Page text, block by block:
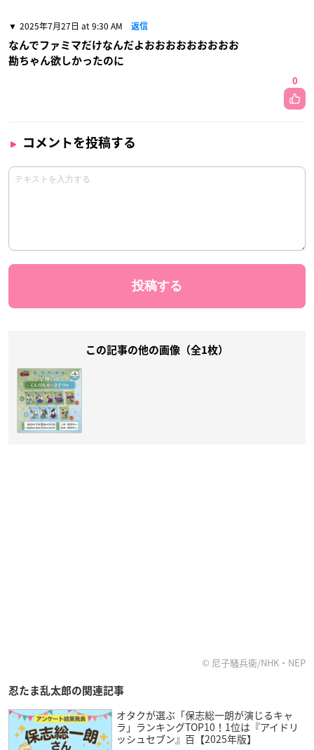
2025年7月27日 at 9:30 AM 返信
なんでファミマだけなんだよおおおおおおおおお
勘ちゃん欲しかったのに
0
コメントを投稿する
この記事の他の画像（全1枚）
© 尼子騒兵衛/NHK・NEP
忍たま乱太郎の関連記事
オタクが選ぶ「保志総一朗が演じるキャ
ラ」ランキングTOP10！1位は『アイドリ
ッシュセブン』百【2025年版】